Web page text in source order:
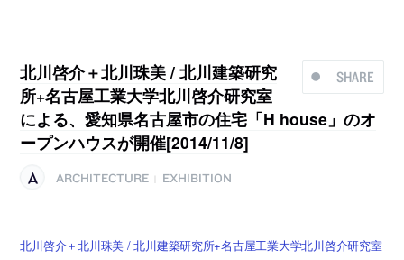
SHARE
北川啓介＋北川珠美 / 北川建築研究
所+名古屋工業大学北川啓介研究室
による、愛知県名古屋市の住宅「H house」のオ
ープンハウスが開催[2014/11/8]
ARCHITECTURE EXHIBITION
北川啓介＋北川珠美 / 北川建築研究所+名古屋工業大学北川啓介研究室